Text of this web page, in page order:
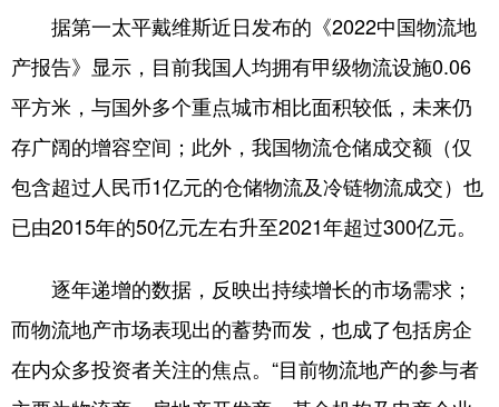
据第一太平戴维斯近日发布的《2022中国物流地
产报告》显示，目前我国人均拥有甲级物流设施0.06
平方米，与国外多个重点城市相比面积较低，未来仍
存广阔的增容空间；此外，我国物流仓储成交额（仅
包含超过人民币1亿元的仓储物流及冷链物流成交）也
已由2015年的50亿元左右升至2021年超过300亿元。
逐年递增的数据，反映出持续增长的市场需求；
而物流地产市场表现出的蓄势而发，也成了包括房企
在内众多投资者关注的焦点。“目前物流地产的参与者